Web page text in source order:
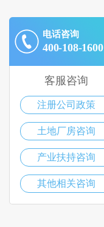
电话咨询
400-108-1600
客服咨询
注册公司政策
土地厂房咨询
产业扶持咨询
其他相关咨询